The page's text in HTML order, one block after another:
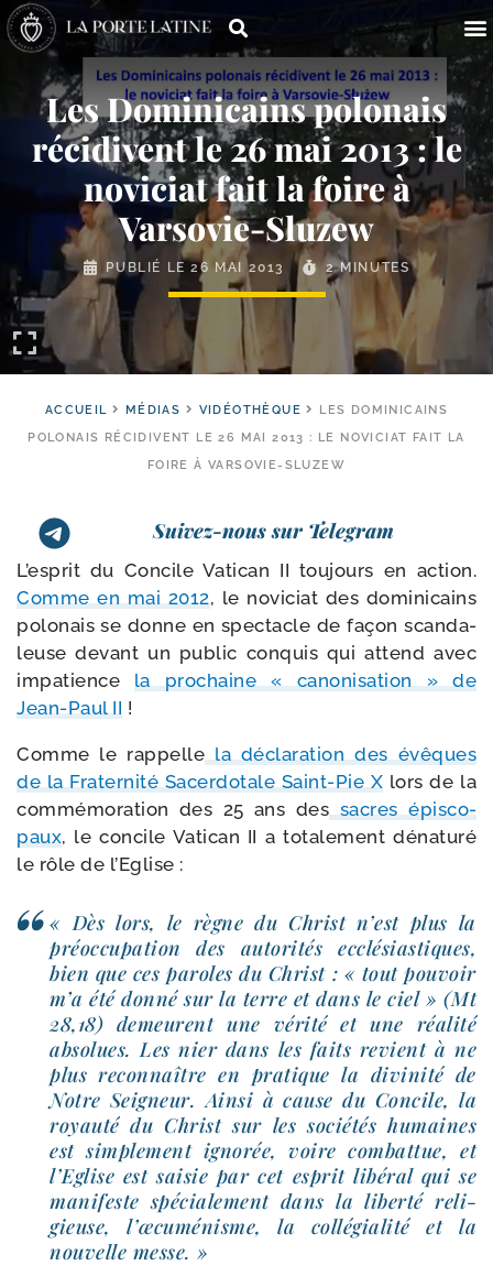
Les Dominicains polonais
récidivent le 26 mai 2013 : le
noviciat fait la foire à
Varsovie-Sluzew
PUBLIÉ LE26 MAI 2013 2 MINUTES
ACCUEIL MÉDIAS VIDÉOTHÈQUE
LES DOMINICAINS
POLONAIS RÉCIDIVENT LE 26 MAI 2013 : LE NOVICIAT FAIT LA
FOIRE À VARSOVIE-SLUZEW
Suivez-nous sur Telegram
L’esprit du Concile Vatican II tou­jours en action.
Comme en mai 2012, le novi­ciat des domi­ni­cains
polo­nais se donne en spec­tacle de façon scan­da­
leuse devant un public conquis qui attend avec
impa­tience la pro­chaine « cano­ni­sa­tion » de
Jean-​Paul II !
Comme le rap­pellela décla­ra­tion des évêques
de la Fraternité Sacerdotale Saint-​Pie X lors de la
com­mé­mo­ra­tion des 25 ans dessacres épis­co­
paux, le concile Vatican II a tota­le­ment déna­tu­ré
le rôle de l’Eglise :
« Dès lors, le règne du Christ n’est plus la
pré­oc­cu­pa­tion des auto­ri­tés ecclé­sias­tiques,
bien que ces paroles du Christ : « tout pou­voir
m’a été don­né sur la terre et dans le ciel » (Mt
28,18) demeurent une véri­té et une réa­li­té
abso­lues. Les nier dans les faits revient à ne
plus recon­naître en pra­tique la divi­ni­té de
Notre Seigneur. Ainsi à cause du Concile, la
royau­té du Christ sur les socié­tés humaines
est sim­ple­ment igno­rée, voire com­bat­tue, et
l’Eglise est sai­sie par cet esprit libé­ral qui se
mani­feste spé­cia­le­ment dans la liber­té reli­
gieuse, l’œcuménisme, la col­lé­gia­li­té et la
nou­velle messe. »